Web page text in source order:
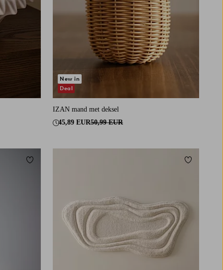
IZAN mand met deksel
45,89 EUR50,99 EUR
New in
Deal
Toevoegen aan favorieten Toevoegen